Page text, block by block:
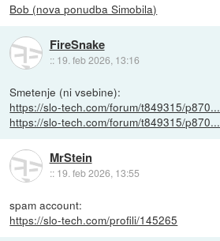
Bob (nova ponudba Simobila)
FireSnake
:: 19. feb 2026, 13:16
Smetenje (ni vsebine):
https://slo-tech.com/forum/t849315/p870...
https://slo-tech.com/forum/t849315/p870...
MrStein
:: 19. feb 2026, 13:55
spam account:
https://slo-tech.com/profili/145265